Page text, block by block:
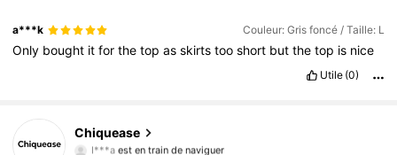
a***k Couleur: Gris foncé / Taille: L
Only bought itforthetopasskirtstooshort butthetop is nice
Utile (0)
Chiquease
I***aest en train de naviguer
287K Suiveurs